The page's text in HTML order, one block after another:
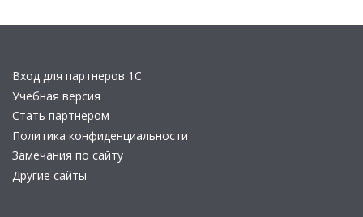
Вход для партнеров 1С
Учебная версия
Стать партнером
Политика конфиденциальности
Замечания по сайту
Другие сайты